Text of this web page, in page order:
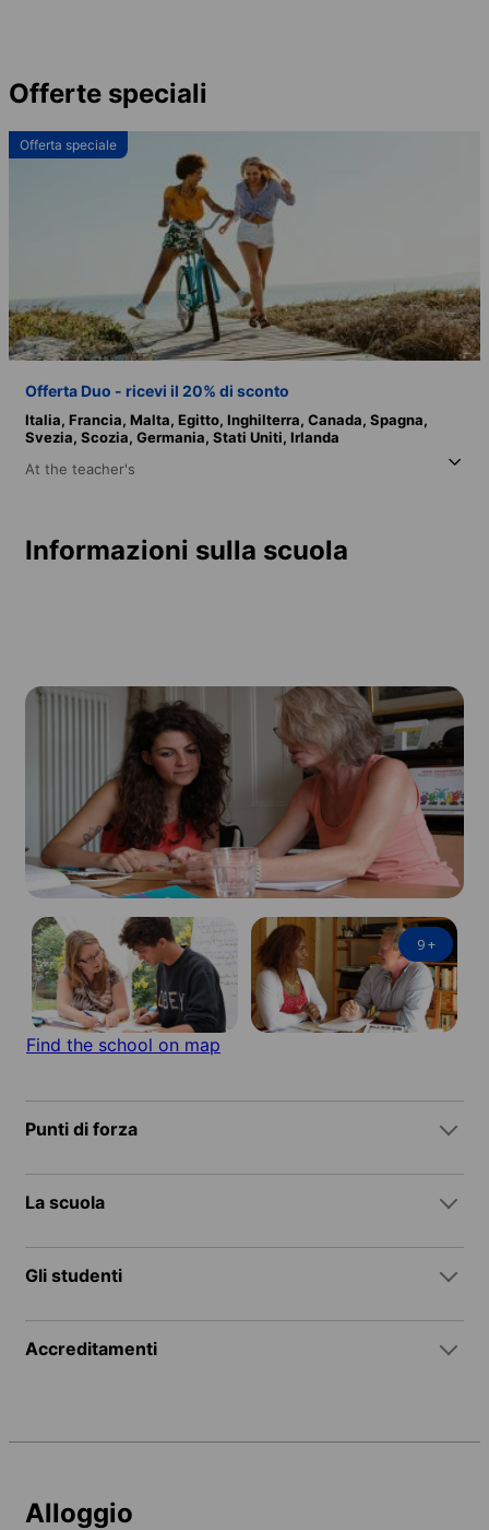
Offerte speciali
Offerta speciale
Offerta Duo - ricevi il 20% di sconto
Italia, Francia, Malta, Egitto, Inghilterra, Canada, Spagna,
Svezia, Scozia, Germania, Stati Uniti, Irlanda
At the teacher's
Informazioni sulla scuola
9+
Find the school on map
Punti di forza
La scuola
Gli studenti
Accreditamenti
Alloggio